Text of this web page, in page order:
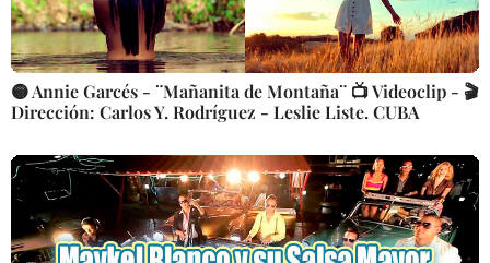
🟡 Annie Garcés - ¨Mañanita de Montaña¨ 📺 Videoclip - 🎬
Dirección: Carlos Y. Rodríguez - Leslie Liste. CUBA